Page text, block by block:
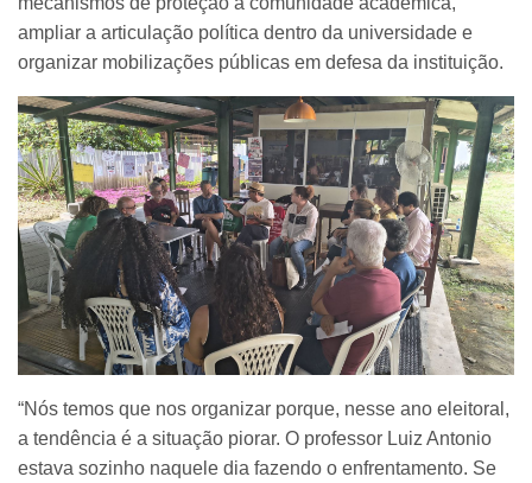
ampliar a articulação política dentro da universidade e
organizar mobilizações públicas em defesa da instituição.
“Nós temos que nos organizar porque, nesse ano eleitoral,
a tendência é a situação piorar. O professor Luiz Antonio
estava sozinho naquele dia fazendo o enfrentamento. Se